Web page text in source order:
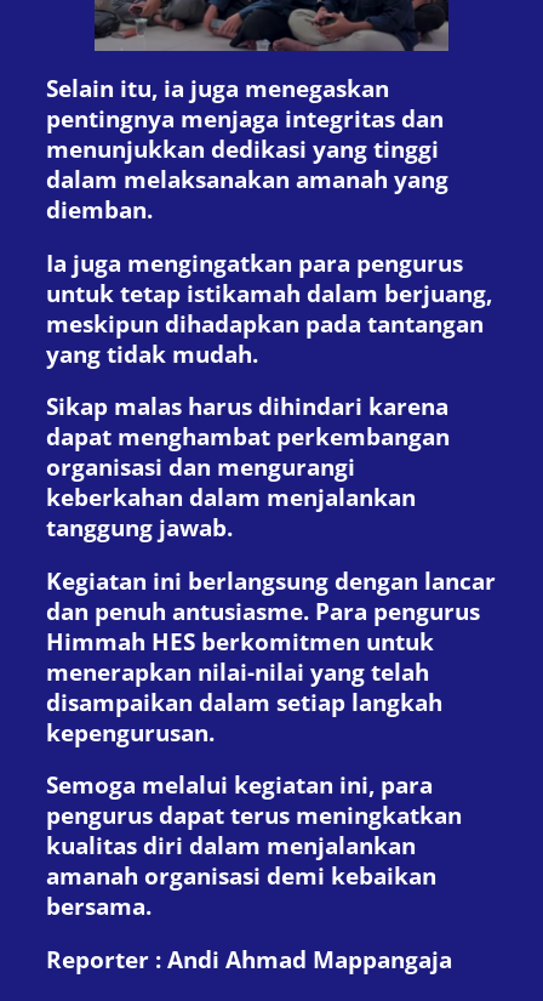
Selain itu, ia juga menegaskan
pentingnya menjaga integritas dan
menunjukkan dedikasi yang tinggi
dalam melaksanakan amanah yang
diemban.
Ia juga mengingatkan para pengurus
untuk tetap istikamah dalam berjuang,
meskipun dihadapkan pada tantangan
yang tidak mudah.
Sikap malas harus dihindari karena
dapat menghambat perkembangan
organisasi dan mengurangi
keberkahan dalam menjalankan
tanggung jawab.
Kegiatan ini berlangsung dengan lancar
dan penuh antusiasme. Para pengurus
Himmah HES berkomitmen untuk
menerapkan nilai-nilai yang telah
disampaikan dalam setiap langkah
kepengurusan.
Semoga melalui kegiatan ini, para
pengurus dapat terus meningkatkan
kualitas diri dalam menjalankan
amanah organisasi demi kebaikan
bersama.
Reporter : Andi Ahmad Mappangaja